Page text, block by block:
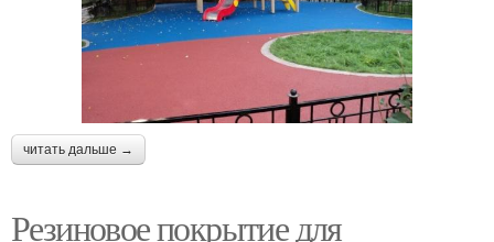
читать дальше →
Резиновое покрытие для